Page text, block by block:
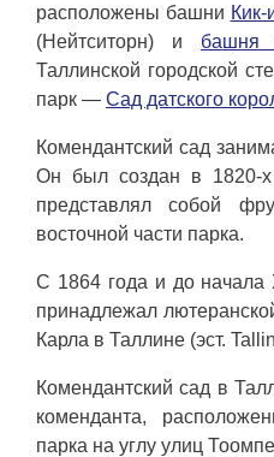
расположены башни Кик-
(Нейтситорн) и башня
Таллинской городской
парк — Сад датского
Комендантский сад
Он был создан в 1820-х
представлял собой
восточной части парка.
С 1864 года и до начала
принадлежал
Карла в Таллине (эст.
Комендантский сад в
коменданта,
парка на углу улиц